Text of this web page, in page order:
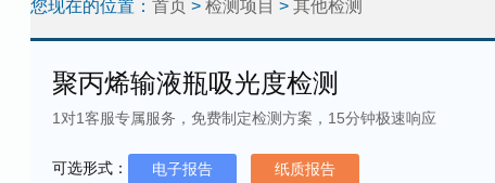
您现在的位置： 首页 > 检测项目 > 其他检测
聚丙烯输液瓶吸光度检测
1对1客服专属服务，免费制定检测方案，15分钟极速响应
可选形式： 电子报告 纸质报告